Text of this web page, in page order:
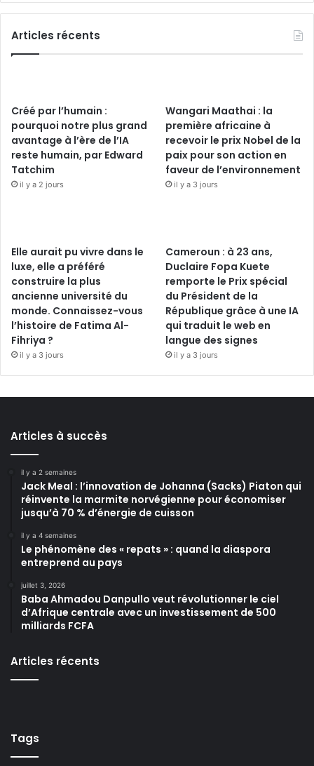
Articles récents
Créé par l’humain :
pourquoi notre plus grand
avantage à l’ère de l’IA
reste humain, par Edward
Tatchim
il y a 2 jours
Wangari Maathai : la
première africaine à
recevoir le prix Nobel de la
paix pour son action en
faveur de l’environnement
il y a 3 jours
Elle aurait pu vivre dans le
luxe, elle a préféré
construire la plus
ancienne université du
monde. Connaissez-vous
l’histoire de Fatima Al-
Fihriya ?
il y a 3 jours
Cameroun : à 23 ans,
Duclaire Fopa Kuete
remporte le Prix spécial
du Président de la
République grâce à une IA
qui traduit le web en
langue des signes
il y a 3 jours
Articles à succès
il y a 2 semaines
Jack Meal : l’innovation de Johanna (Sacks) Piaton qui
réinvente la marmite norvégienne pour économiser
jusqu’à 70 % d’énergie de cuisson
il y a 4 semaines
Le phénomène des « repats » : quand la diaspora
entreprend au pays
juillet 3, 2026
Baba Ahmadou Danpullo veut révolutionner le ciel
d’Afrique centrale avec un investissement de 500
milliards FCFA
Articles récents
Tags